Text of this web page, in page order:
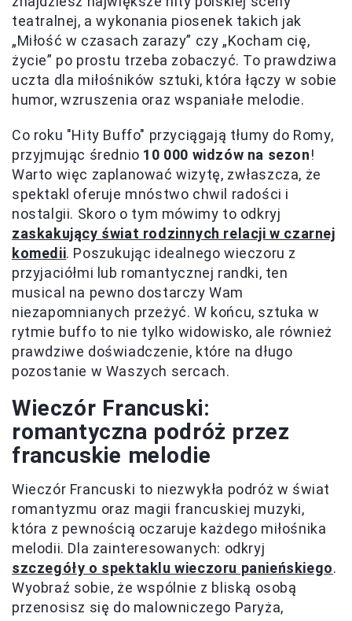
teatralnej, a wykonania piosenek takich jak
„Miłość w czasach zarazy” czy „Kocham cię,
życie” po prostu trzeba zobaczyć. To prawdziwa
uczta dla miłośników sztuki, która łączy w sobie
humor, wzruszenia oraz wspaniałe melodie.
Co roku "Hity Buffo" przyciągają tłumy do Romy,
przyjmując średnio 10 000 widzów na sezon!
Warto więc zaplanować wizytę, zwłaszcza, że
spektakl oferuje mnóstwo chwil radości i
nostalgii. Skoro o tym mówimy to odkryj
zaskakujący świat rodzinnych relacji w czarnej
komedii. Poszukując idealnego wieczoru z
przyjaciółmi lub romantycznej randki, ten
musical na pewno dostarczy Wam
niezapomnianych przeżyć. W końcu, sztuka w
rytmie buffo to nie tylko widowisko, ale również
prawdziwe doświadczenie, które na długo
pozostanie w Waszych sercach.
Wieczór Francuski:
romantyczna podróż przez
francuskie melodie
Wieczór Francuski to niezwykła podróż w świat
romantyzmu oraz magii francuskiej muzyki,
która z pewnością oczaruje każdego miłośnika
melodii. Dla zainteresowanych: odkryj
szczegóły o spektaklu wieczoru panieńskiego.
Wyobraź sobie, że wspólnie z bliską osobą
przenosisz się do malowniczego Paryża,